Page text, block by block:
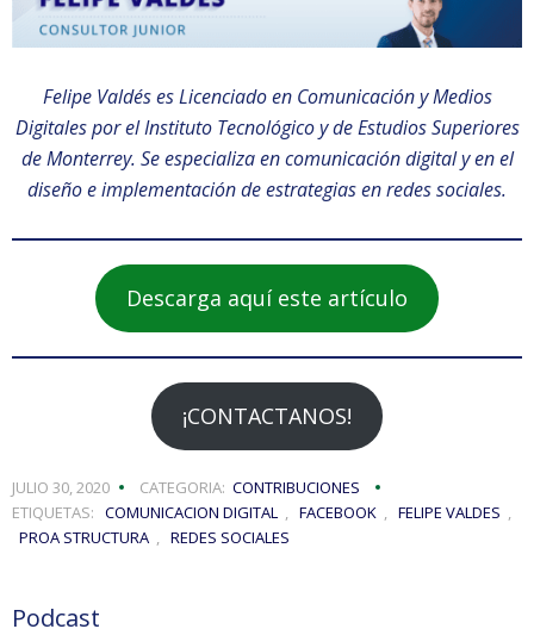
Felipe Valdés es Licenciado en Comunicación y Medios
Digitales por el Instituto Tecnológico y de Estudios Superiores
de Monterrey. Se especializa en comunicación digital y en el
diseño e implementación de estrategias en redes sociales.
Descarga aquí este artículo
¡CONTACTANOS!
JULIO 30, 2020 CATEGORIA: CONTRIBUCIONES
ETIQUETAS: COMUNICACION DIGITAL , FACEBOOK , FELIPE VALDES ,
PROA STRUCTURA , REDES SOCIALES
Podcast